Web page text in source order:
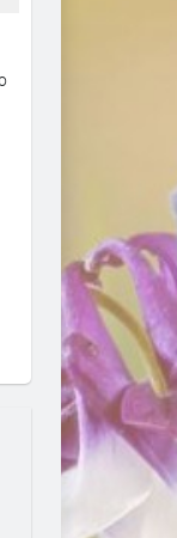
евро:
в нашия смартфон